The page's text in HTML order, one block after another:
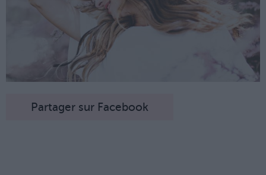
Partager sur Facebook